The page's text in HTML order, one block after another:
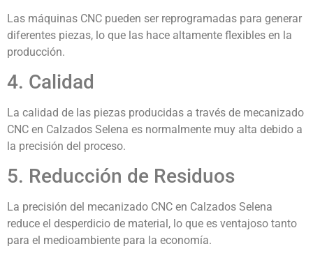
Las máquinas CNC pueden ser reprogramadas para generar
diferentes piezas, lo que las hace altamente flexibles en la
producción.
4. Calidad
La calidad de las piezas producidas a través de mecanizado
CNC en Calzados Selena es normalmente muy alta debido a
la precisión del proceso.
5. Reducción de Residuos
La precisión del mecanizado CNC en Calzados Selena
reduce el desperdicio de material, lo que es ventajoso tanto
para el medioambiente para la economía.